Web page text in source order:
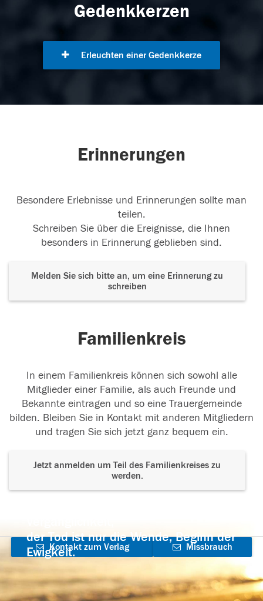
Gedenkkerzen
Erleuchten einer Gedenkkerze
Erinnerungen
Besondere Erlebnisse und Erinnerungen sollte man
teilen.
Schreiben Sie über die Ereignisse, die Ihnen
besonders in Erinnerung geblieben sind.
Melden Sie sich bitte an, um eine Erinnerung zu
schreiben
Familienkreis
In einem Familienkreis können sich sowohl alle
Mitglieder einer Familie, als auch Freunde und
Bekannte eintragen und so eine Trauergemeinde
bilden. Bleiben Sie in Kontakt mit anderen Mitgliedern
und tragen Sie sich jetzt ganz bequem ein.
Jetzt anmelden um Teil des Familienkreises zu
werden.
der Tod ist nur die Wende, Beginn der
Ewigkeit.
Kontakt zum Verlag
aufnehmen
Missbrauch